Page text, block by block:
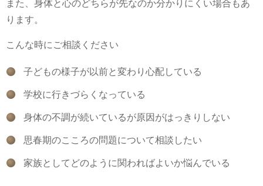
また、身体と心のどちらが先なのか分かりにくい場合もあ
ります。
こんな時にご相談ください
子どもの様子が以前と変わり心配している
学校に行きづらくなっている
身体の不調が続いているが原因がはっきりしない
思春期のこころの問題について相談したい
家族としてどのように関わればよいか悩んでいる